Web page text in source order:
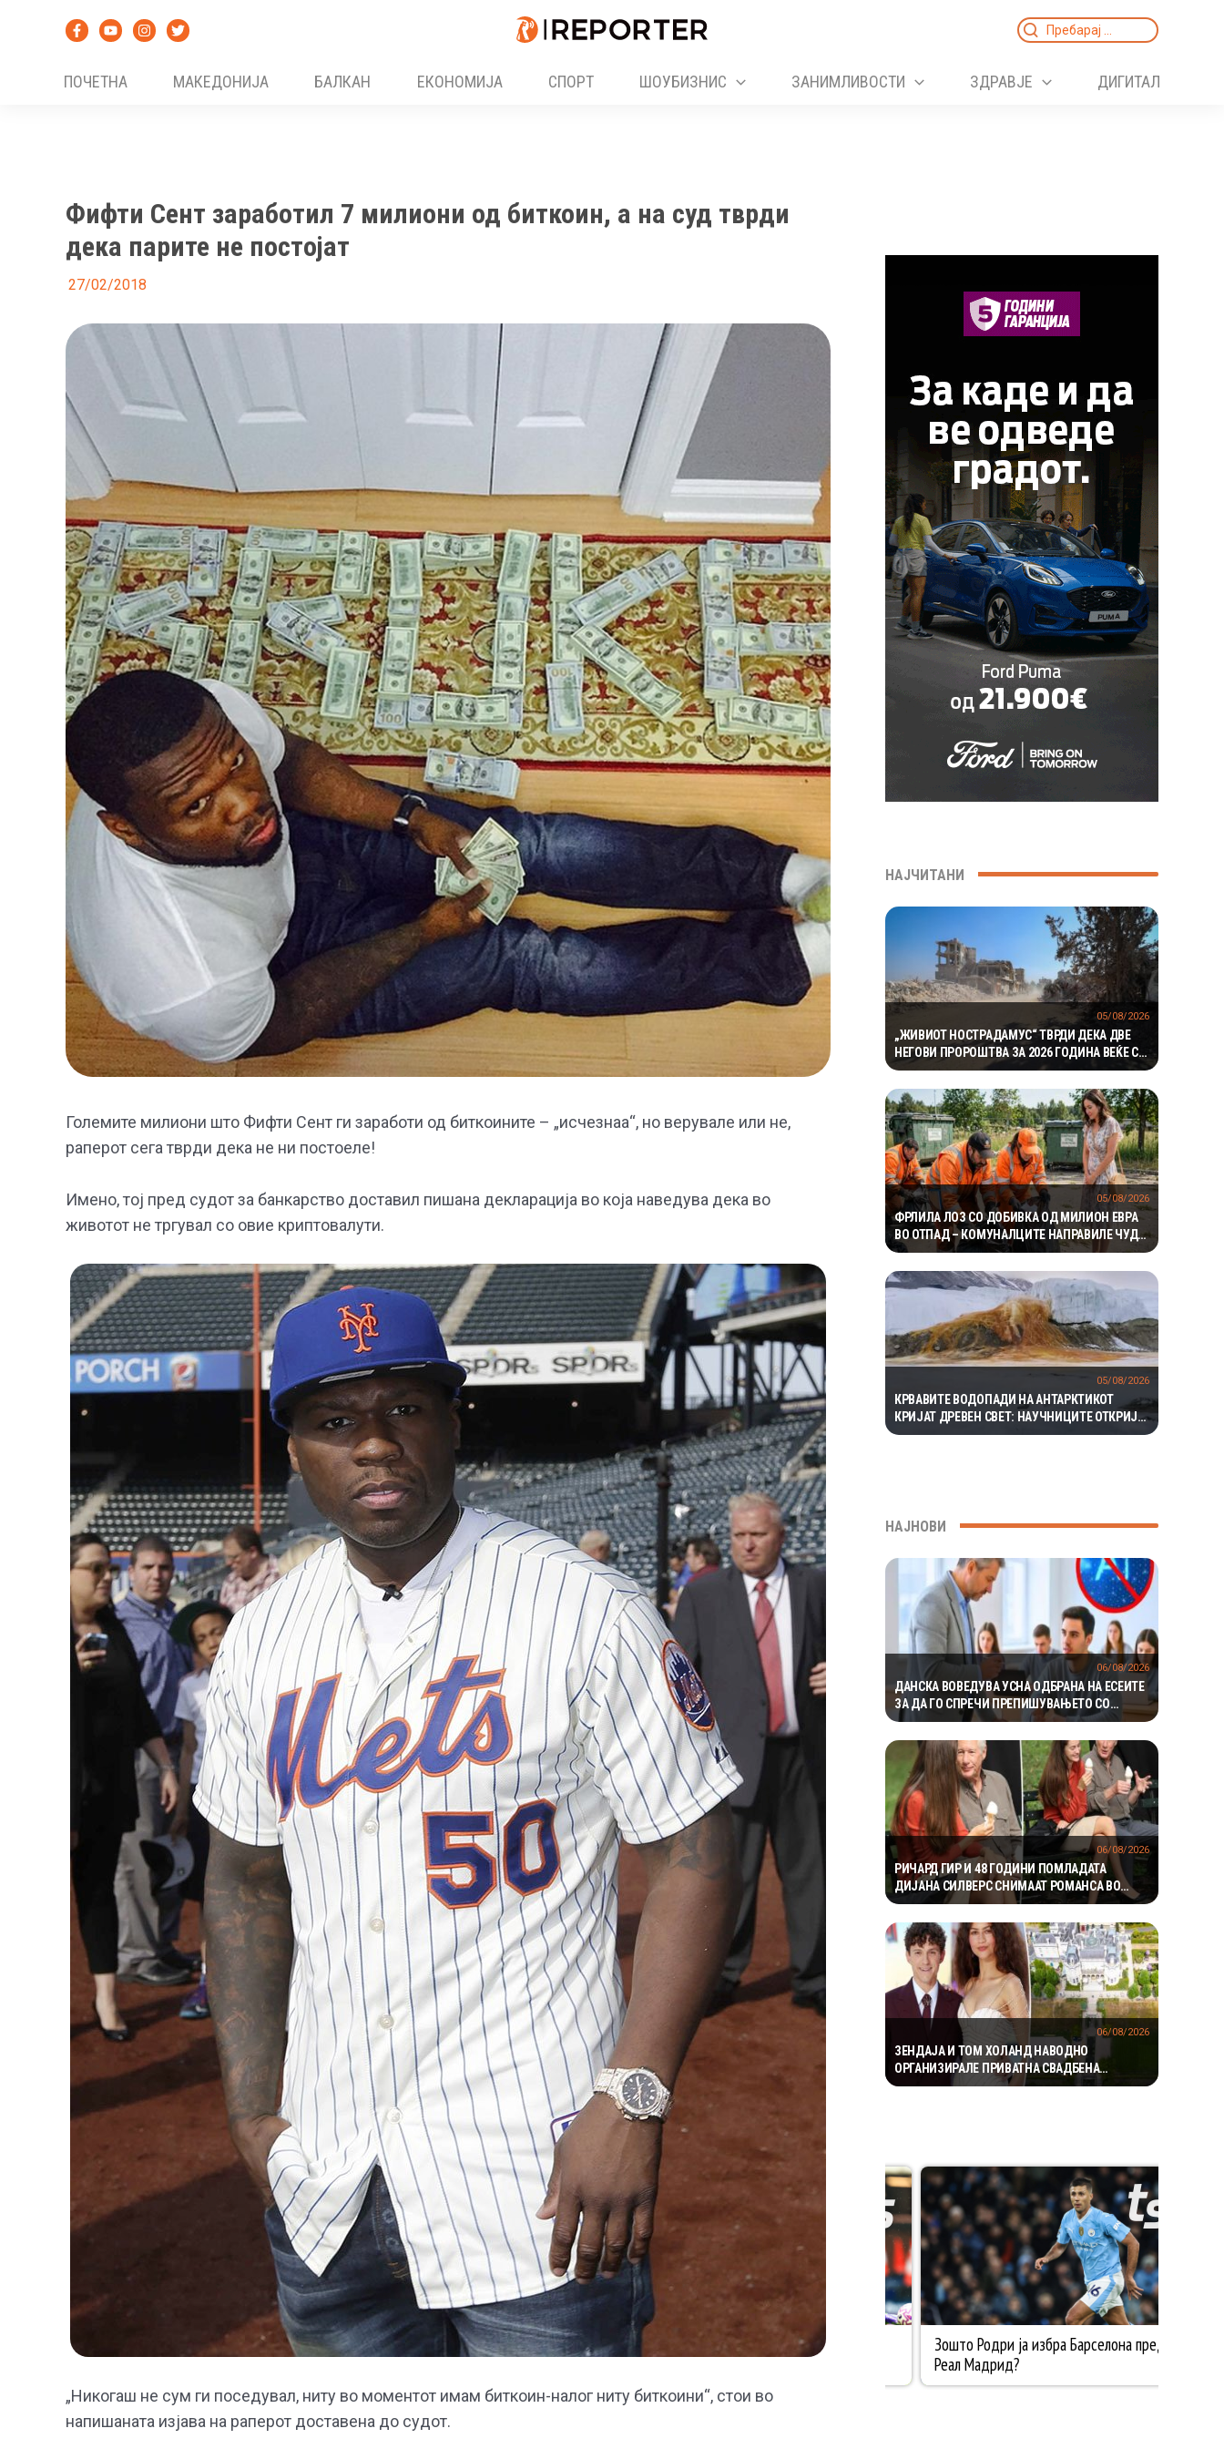
Search
ПОЧЕТНА
МАКЕДОНИЈА БАЛКАН ЕКОНОМИЈА СПОРТ ШОУБИЗНИС ЗАНИМЛИВОСТИ ЗДРАВЈЕ ДИГИТАЛ
Фифти Сент заработил 7 милиони од биткоин, а на суд тврди
дека парите не постојат
27/02/2018
Големите милиони што Фифти Сент ги заработи од биткоините – „исчезнаа“, но верувале или не,
раперот сега тврди дека не ни постоеле!
Имено, тој пред судот за банкарство доставил пишана декларација во која наведува дека во
животот не тргувал со овие криптовалути.
„Никогаш не сум ги поседувал, ниту во моментот имам биткоин-налог ниту биткоини“, стои во
напишаната изјава на раперот доставена до судот.
НАЈЧИТАНИ
„ЖИВИОТ НОСТРАДАМУС“ ТВРДИ ДЕКА ДВЕ
НЕГОВИ ПРОРОШТВА ЗА 2026 ГОДИНА ВЕЌЕ СЕ
ОСТВАРИЛЕ – СЕГА ПРЕДУПРЕДУВА НА ТРЕТО
05/08/2026
ФРЛИЛА ЛОЗ СО ДОБИВКА ОД МИЛИОН ЕВРА
ВО ОТПАД – КОМУНАЛЦИТЕ НАПРАВИЛЕ ЧУДО
ЗА ДА ГО ПРОНАЈДАТ
05/08/2026
КРВАВИТЕ ВОДОПАДИ НА АНТАРКТИКОТ
КРИЈАТ ДРЕВЕН СВЕТ: НАУЧНИЦИТЕ ОТКРИЈА
ЕКОСИСТЕМ ИЗОЛИРАН ПОВЕЌЕ ОД 1,5
05/08/2026
НАЈНОВИ
ДАНСКА ВОВЕДУВА УСНА ОДБРАНА НА ЕСЕИТЕ
ЗА ДА ГО СПРЕЧИ ПРЕПИШУВАЊЕТО СО
ВЕШТАЧКА ИНТЕЛИГЕНЦИЈА
06/08/2026
РИЧАРД ГИР И 48 ГОДИНИ ПОМЛАДАТА
ДИЈАНА СИЛВЕРС СНИМААТ РОМАНСА ВО
ЊУЈОРК
06/08/2026
ЗЕНДАЈА И ТОМ ХОЛАНД НАВОДНО
ОРГАНИЗИРАЛЕ ПРИВАТНА СВАДБЕНА
ПРОСЛАВА ВО АНГЛИЈА, ОТКАКО ТАЈНО СЕ
06/08/2026